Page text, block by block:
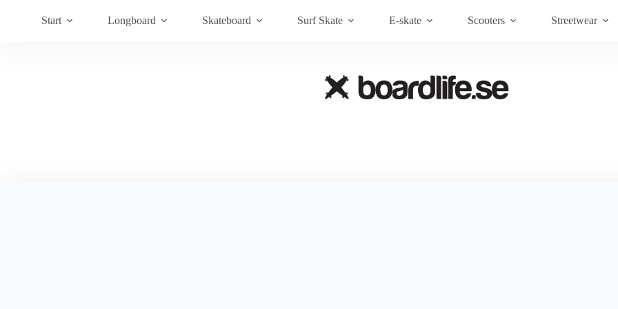
Brands Om Boardlife
Start Longboard Skateboard Surf Skate E-skate Scooters Streetwear